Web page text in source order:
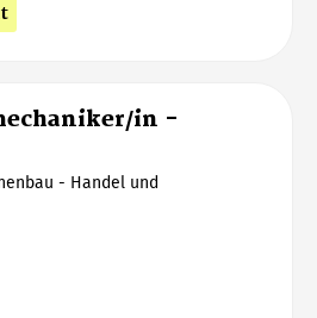
in -
- Handel und